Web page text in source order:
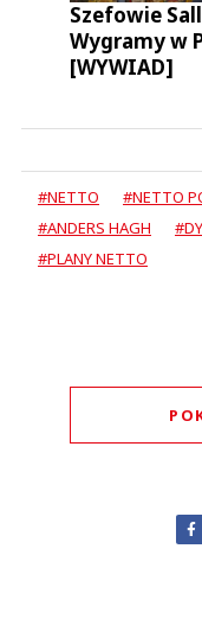
Szefowie
Wygramy w
[WYWIAD]
#NETTO #NETTO
#ANDERS HAGH
#PLANY NETTO